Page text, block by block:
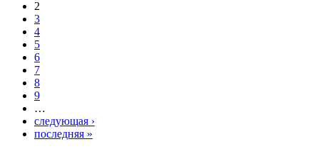
2
3
4
5
6
7
8
9
…
следующая ›
последняя »